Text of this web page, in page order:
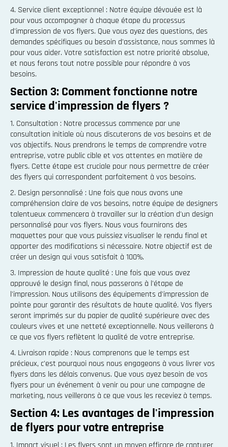
4. Service client exceptionnel : Notre équipe dévouée est là
pour vous accompagner à chaque étape du processus
d'impression de vos flyers. Que vous ayez des questions, des
demandes spécifiques ou besoin d'assistance, nous sommes là
pour vous aider. Votre satisfaction est notre priorité absolue,
et nous ferons tout notre possible pour répondre à vos
besoins.
Section 3: Comment fonctionne notre
service d'impression de flyers ?
1. Consultation : Notre processus commence par une
consultation initiale où nous discuterons de vos besoins et de
vos objectifs. Nous prendrons le temps de comprendre votre
entreprise, votre public cible et vos attentes en matière de
flyers. Cette étape est cruciale pour nous permettre de créer
des flyers qui correspondent parfaitement à vos besoins.
2. Design personnalisé : Une fois que nous avons une
compréhension claire de vos besoins, notre équipe de designers
talentueux commencera à travailler sur la création d'un design
personnalisé pour vos flyers. Nous vous fournirons des
maquettes pour que vous puissiez visualiser le rendu final et
apporter des modifications si nécessaire. Notre objectif est de
créer un design qui vous satisfait à 100%.
3. Impression de haute qualité : Une fois que vous avez
approuvé le design final, nous passerons à l'étape de
l'impression. Nous utilisons des équipements d'impression de
pointe pour garantir des résultats de haute qualité. Vos flyers
seront imprimés sur du papier de qualité supérieure avec des
couleurs vives et une netteté exceptionnelle. Nous veillerons à
ce que vos flyers reflètent la qualité de votre entreprise.
4. Livraison rapide : Nous comprenons que le temps est
précieux, c'est pourquoi nous nous engageons à vous livrer vos
flyers dans les délais convenus. Que vous ayez besoin de vos
flyers pour un événement à venir ou pour une campagne de
marketing, nous veillerons à ce que vous les receviez à temps.
Section 4: Les avantages de l'impression
de flyers pour votre entreprise